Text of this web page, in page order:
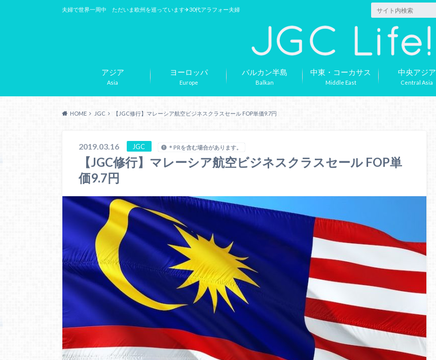
夫婦で世界一周中 ただいま欧州を巡っています✈︎30代アラフォー夫婦
Asia
アジア
Europe
ヨーロッパ
Balkan
バルカン半島
Middle East
中東・コーカサス
Central Asia
中央アジア
HOME JGC 【JGC修行】マレーシア航空ビジネスクラスセール FOP単価9.7円
2019.03.16 JGC ＊PRを含む場合があります。
【JGC修行】マレーシア航空ビジネスクラスセール FOP単
価9.7円